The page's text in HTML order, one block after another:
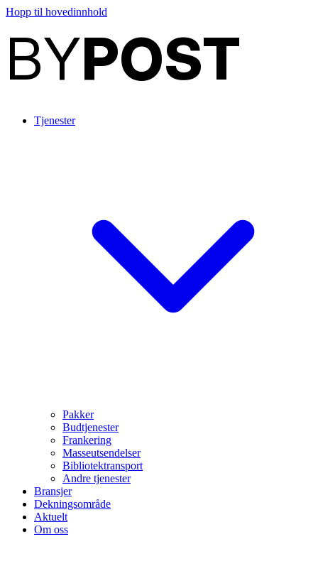
Hopp til hovedinnhold
BYPOST
Tjenester
Pakker
Budtjenester
Frankering
Masseutsendelser
Bibliotektransport
Andre tjenester
Bransjer
Dekningsområde
Aktuelt
Om oss